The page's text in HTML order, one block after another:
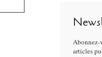
Abonnez-
articles